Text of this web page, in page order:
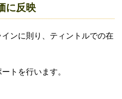
に反映
ンに則り、ティントルでの在
トを行います。